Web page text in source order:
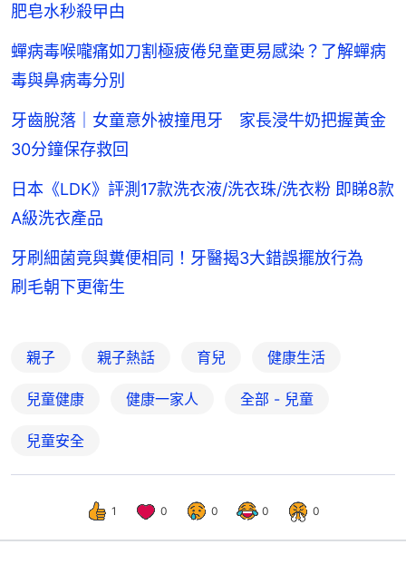
肥皂水秒殺曱甴
蟬病毒喉嚨痛如刀割極疲倦兒童更易感染？了解蟬病
毒與鼻病毒分別
牙齒脫落｜女童意外被撞甩牙 家長浸牛奶把握黃金
30分鐘保存救回
日本《LDK》評測17款洗衣液/洗衣珠/洗衣粉 即睇8款
A級洗衣產品
牙刷細菌竟與糞便相同！牙醫揭3大錯誤擺放行為
刷毛朝下更衛生
親子 親子熱話 育兒 健康生活
兒童健康 健康一家人 全部 - 兒童
兒童安全
1 0 0 0 0